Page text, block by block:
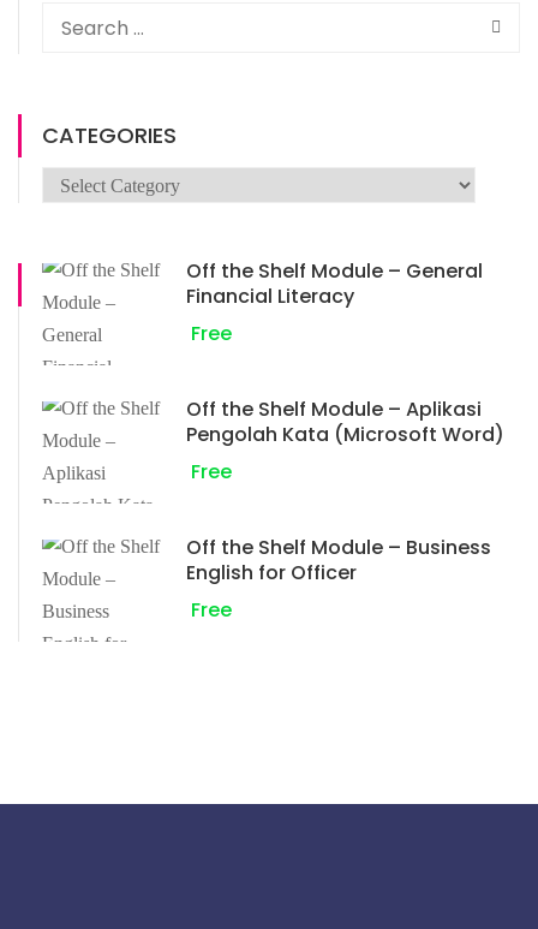
CATEGORIES
Categories
Off the Shelf Module – General
Financial Literacy
Free
Off the Shelf Module – Aplikasi
Pengolah Kata (Microsoft Word)
Free
Off the Shelf Module – Business
English for Officer
Free